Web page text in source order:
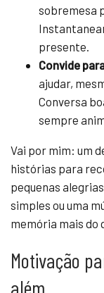
sobremesa
presente.
Convide
ajudar,
Conversa
sempre
Vai por mim: um
histórias para
pequenas
simples ou uma
memória mais do
Motivação
além